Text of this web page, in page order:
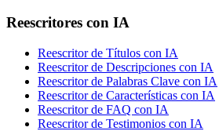
Reescritores con IA
Reescritor de Títulos con IA
Reescritor de Descripciones con IA
Reescritor de Palabras Clave con IA
Reescritor de Características con IA
Reescritor de FAQ con IA
Reescritor de Testimonios con IA